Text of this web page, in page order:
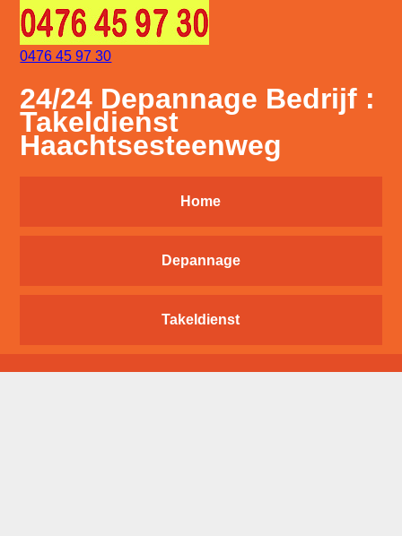
0476 45 97 30
24/24 Depannage Bedrijf :
Takeldienst
Haachtsesteenweg
Home
Depannage
Takeldienst